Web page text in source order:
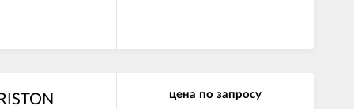
цена по запросу